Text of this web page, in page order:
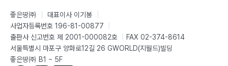
좋은땅㈜ 대표이사 이기봉
사업자등록번호 196-81-00877
출판사 신고번호 제 2001-000082호
FAX 02-374-8614
서울특별시 마포구 양화로12길 26 GWORLD(지월드)빌딩
좋은땅㈜ B1 ~ 5F